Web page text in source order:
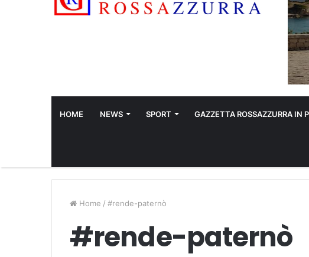
HOME NEWS SPORT GAZZETTA ROSSAZZURRA IN
Home / #rende-paternò
#rende-paternò